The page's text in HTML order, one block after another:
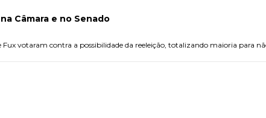
Câmara e no Senado
votaram contra a possibilidade da reeleição, totalizando maioria para